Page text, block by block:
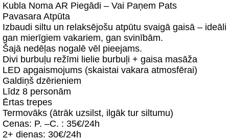
Kubla Noma AR Piegādi – Vai Paņem Pats
Pavasara Atpūta
Izbaudi siltu un relaksējošu atpūtu svaigā gaisā – ideāli
gan mierīgiem vakariem, gan svinībām.
Šajā nedēļas nogalē vēl pieejams.
Divi burbuļu režīmi lielie burbuļi + gaisa masāža
LED apgaismojums (skaistai vakara atmosfērai)
Galdiņš dzērieniem
Līdz 8 personām
Ērtas trepes
Termovāks (ātrāk uzsilst, ilgāk tur siltumu)
Cenas: P. –C. : 35€/24h
2+ dienas: 30€/24h